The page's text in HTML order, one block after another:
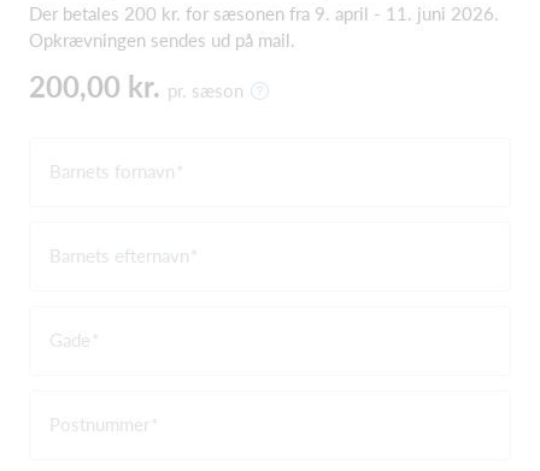
Der betales 200 kr. for sæsonen fra 9. april - 11. juni 2026.
Opkrævningen sendes ud på mail.
200,00 kr. pr. sæson
Barnets fornavn
Barnets efternavn
Gade
Postnummer